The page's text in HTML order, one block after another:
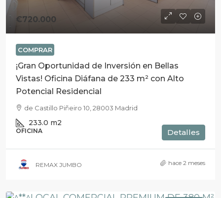
€720.000
COMPRAR
¡Gran Oportunidad de Inversión en Bellas
Vistas! Oficina Diáfana de 233 m² con Alto
Potencial Residencial
de Castillo Piñeiro 10, 28003 Madrid
233.0 m2
OFICINA Detalles
REMAX JUMBO hace 2 meses